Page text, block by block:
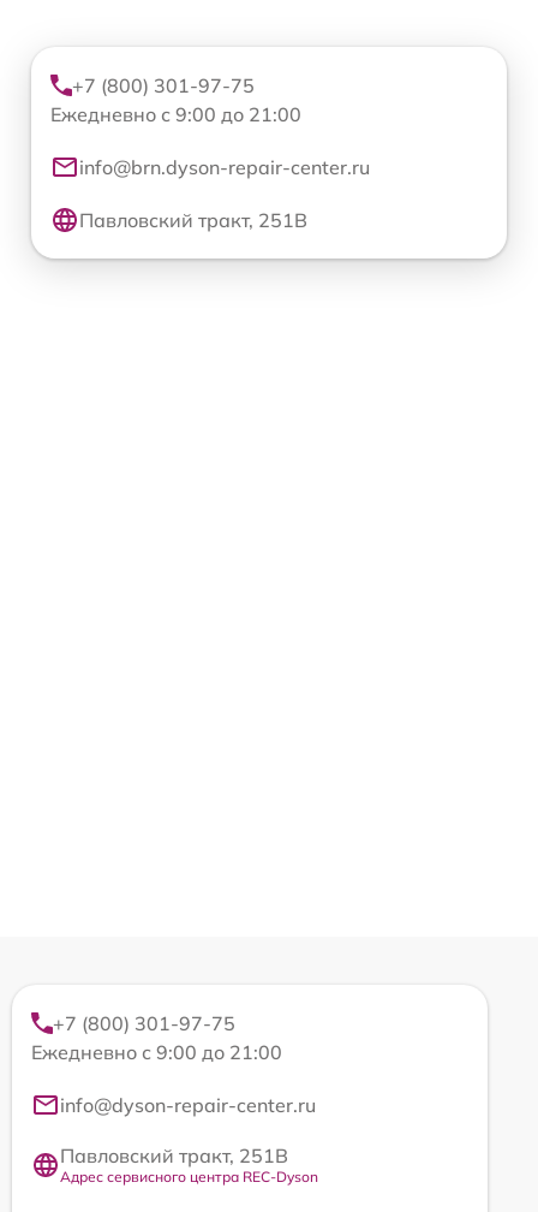
+7 (800) 301-97-75
Ежедневно с 9:00 до 21:00
info@brn.dyson-repair-center.ru
Павловский тракт, 251В
+7 (800) 301-97-75
Ежедневно с 9:00 до 21:00
info@dyson-repair-center.ru
Павловский тракт, 251В
Адрес сервисного центра REC-Dyson